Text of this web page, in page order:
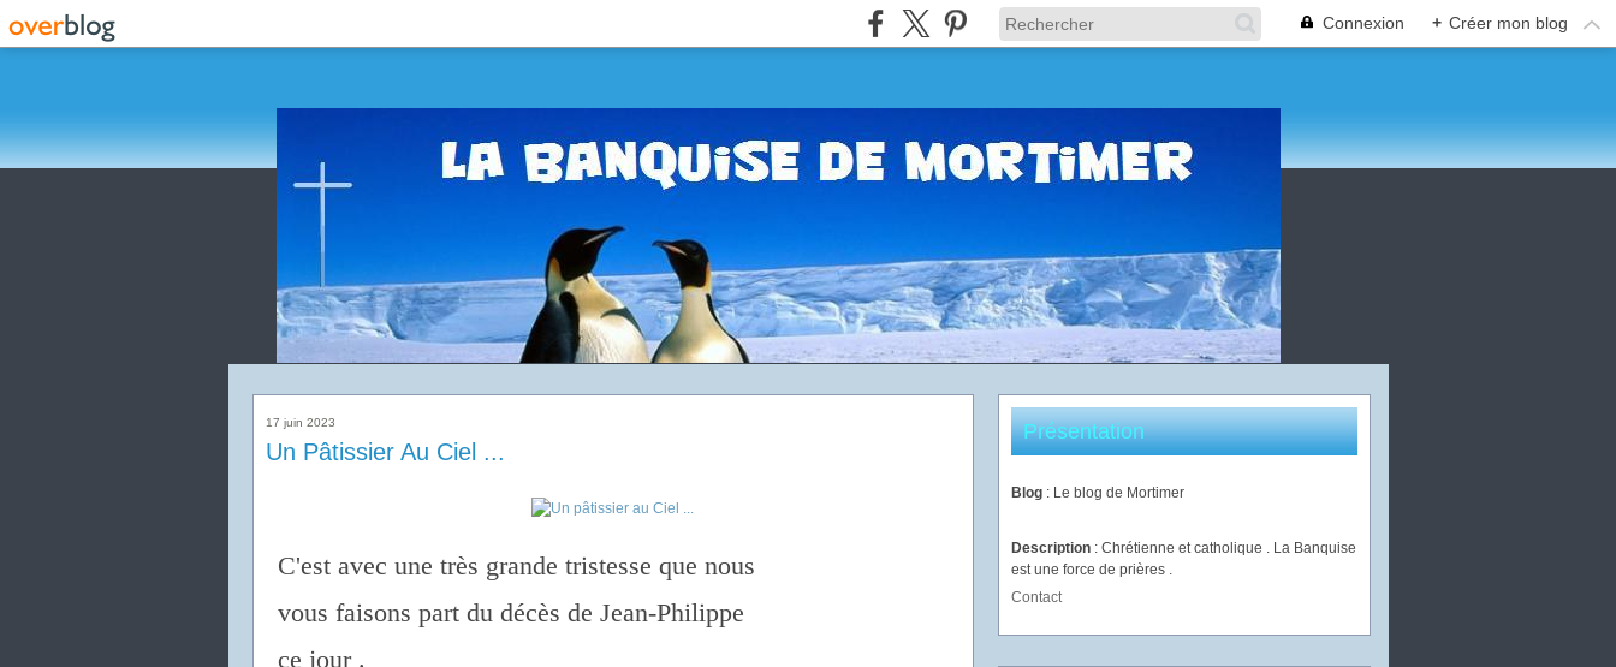
Connexion + Créer mon blog
17 juin 2023
Un Pâtissier Au Ciel ...
C'est avec une très grande tristesse que nous
vous faisons part du décès de Jean-Philippe
ce jour .
Présentation
Blog : Le blog de Mortimer
Description : Chrétienne et catholique . La Banquise
est une force de prières .
Contact